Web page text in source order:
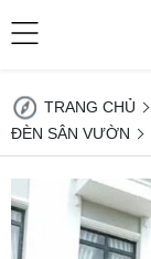
TRANG CHỦ
ĐÈN SÂN VƯỜN